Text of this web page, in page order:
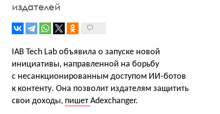
издателей
IAB Tech Lab объявила о запуске новой
инициативы, направленной на борьбу
с несанкционированным доступом ИИ-ботов
к контенту. Она позволит издателям защитить
свои доходы, пишет Adexchanger.